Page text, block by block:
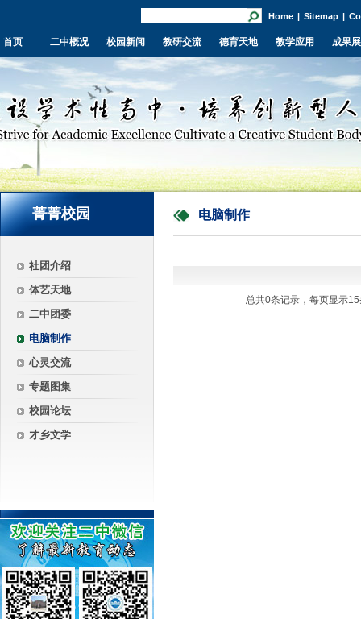
Home | Sitemap |
首页 二中概况 校园新闻 教研交流 德育天地 教学应用 成果
菁菁校园
社团介绍
体艺天地
二中团委
电脑制作
心灵交流
专题图集
校园论坛
才乡文学
电脑制作
总共0条记录，每页显示